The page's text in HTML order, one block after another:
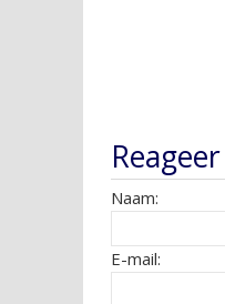
Naam:
E-mail: